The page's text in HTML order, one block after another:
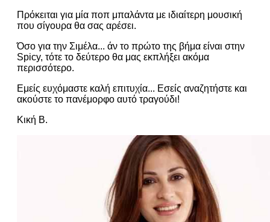
Πρόκειται για μία ποπ μπαλάντα με ιδιαίτερη μουσική
που σίγουρα θα σας αρέσει.
Όσο για την Σιμέλα... άν το πρώτο της βήμα είναι στην
Spicy, τότε το δεύτερο θα μας εκπλήξει ακόμα
περισσότερο.
Εμείς ευχόμαστε καλή επιτυχία... Εσείς αναζητήστε και
ακούστε το πανέμορφο αυτό τραγούδι!
Κική Β.